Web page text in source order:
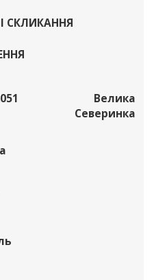
СКЛИКАННЯ
Велика
Северинка